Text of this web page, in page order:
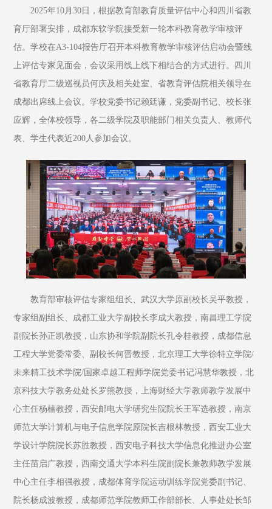
2025年10月30日，根据教育部教育质量评估中心和四川省教
育厅部署安排，成都东软学院接受新一轮本科教育教学审核评
估。学校在A3-104报告厅召开本科教育教学审核评估启动会暨线
上评估专家见面会，会议采用线上线下相结合的方式进行。四川
省教育厅二级巡视员何庆及相关处室、省教育评估院相关领导在
成都出席线上会议。学校党委书记赖廷谦，党委副书记、校长张
应辉，全体校领导，各二级学院及职能部门相关负责人、教师代
表、学生代表近200人参加会议。
教育部审核评估专家组组长、武汉大学原副校长吴平教授，
专家组副组长、成都工业大学副校长李成大教授，南昌理工学院
副院长孙正凯教授，山东协和学院副院长孔令桂教授，成都信息
工程大学党委常委、副校长何晋教授，北京理工大学徐特立学院/
未来精工技术学院/国家卓越工程师学院党委书记冯慧华教授，北
京科技大学教务处处长罗熊教授，上海财经大学教师教学发展中
心主任杨楠教授，西安邮电大学研究生院院长王军选教授，南京
师范大学计算机与电子信息学院原院长吉根林教授，西安工业大
学设计学院院长苏胜教授，西安电子科技大学信息化推进办公室
主任苗启广教授，西南交通大学本科生院副院长兼教师教学发展
中心主任李相强教授，成都体育学院运动训练学院党委副书记、
院长杨成波教授，成都师范学院教师工作部部长、人事处处长邹